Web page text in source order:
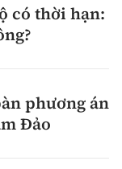
có thời hạn:
phương án
Đảo